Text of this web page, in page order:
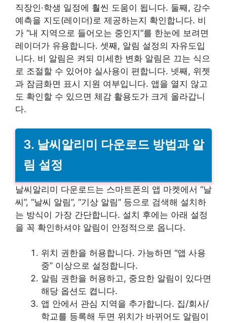
직장인·학생 일정에 훨씬 도움이 됩니다. 둘째, 강수
예측을 지도(레이더)로 제공하는지 확인합니다. 비
가 “내 지역으로 들어오는 중인지”를 한눈에 보려면
레이더가 유용합니다. 셋째, 알림 설정의 자유도입
니다. 비 알림은 켜되 미세한 변화 알림은 끄는 식으
로 조절할 수 있어야 실사용이 편합니다. 넷째, 위젯
과 잠금화면 표시 지원 여부입니다. 앱을 열지 않고
도 확인할 수 있으면 체감 활용도가 크게 올라갑니
다.
3. 날씨알리미 다운로드 방법과 알
림 설정
날씨알리미 다운로드는 스마트폰의 앱 마켓에서 “날
씨”, “날씨 알림”, “기상 알림” 등으로 검색해 설치하
는 방식이 가장 간단합니다. 설치 후에는 아래 설정
을 꼭 확인하셔야 알림이 안정적으로 옵니다.
위치 권한을 허용합니다. 가능하면 “앱 사용
중” 이상으로 설정합니다.
알림 권한을 허용하고, 중요한 알림이 있다면
해당 옵션도 켭니다.
앱 안에서 관심 지역을 추가합니다. 집/회사/
학교를 등록해 두면 위치가 바뀌어도 알림이